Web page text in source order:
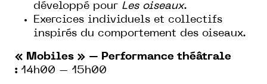
développé pour Les oiseaux.
Exercices individuels et collectifs
inspirés du comportement des oiseaux.
« Mobiles » – Performance théâtrale
: 14h00 – 15h00